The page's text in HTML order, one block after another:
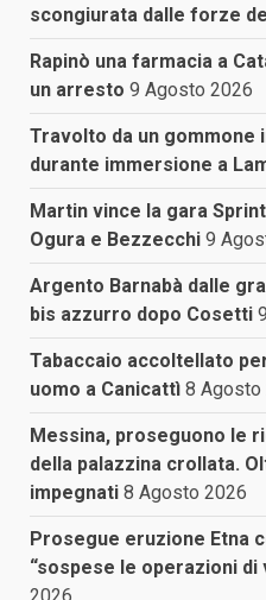
scongiurata dalle forze
Rapinò una farmacia a
un arresto 9 Agosto 2026
Travolto da un gommone
durante immersione a
Martin vince la gara
Ogura e Bezzecchi 9
Argento Barnabà dalle
bis azzurro dopo Cosetti
Tabaccaio accoltellato
uomo a Canicattì 8 Agosto
Messina, proseguono le
della palazzina crollata.
impegnati 8 Agosto 2026
Prosegue eruzione Etna
“sospese le operazioni di